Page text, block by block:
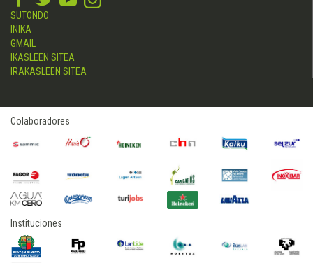
SUTONDO
INIKA
GMAIL
IKASLEEN SITEA
IRAKASLEEN SITEA
Colaboradores
Instituciones